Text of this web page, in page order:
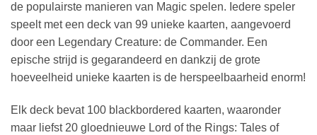
de populairste manieren van Magic spelen. Iedere speler
speelt met een deck van 99 unieke kaarten, aangevoerd
door een Legendary Creature: de Commander. Een
epische strijd is gegarandeerd en dankzij de grote
hoeveelheid unieke kaarten is de herspeelbaarheid enorm!
Elk deck bevat 100 blackbordered kaarten, waaronder
maar liefst 20 gloednieuwe Lord of the Rings: Tales of